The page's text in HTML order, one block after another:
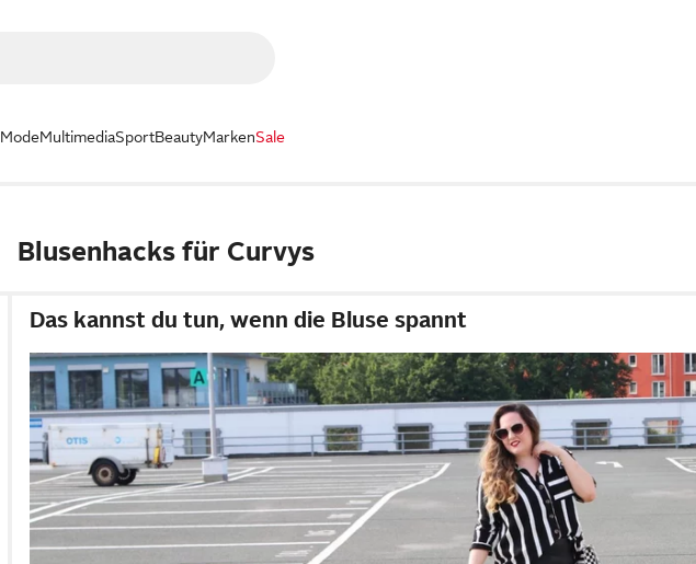
ModeMultimediaSportBeautyMarkenSale
Blusenhacks für Curvys
Das kannst du tun, wenn die Bluse spannt